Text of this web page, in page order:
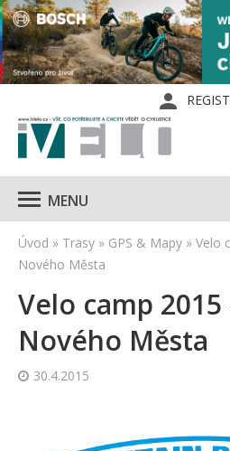
MENU
Úvod » Trasy » GPS & Mapy » Velo
Nového Města
Velo camp
Nového Města
30.4.2015